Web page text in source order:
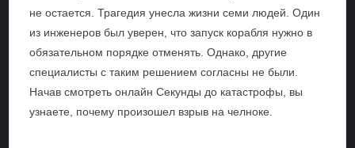
не остается. Трагедия унесла жизни семи людей. Один
из инженеров был уверен, что запуск корабля нужно в
обязательном порядке отменять. Однако, другие
специалисты с таким решением согласны не были.
Начав смотреть онлайн Секунды до катастрофы, вы
узнаете, почему произошел взрыв на челноке.